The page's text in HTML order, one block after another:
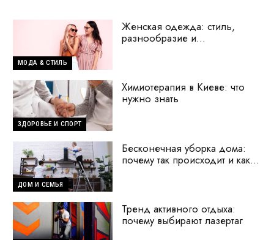
МОДА & СТИЛЬ
Женская одежда: стиль,
разнообразие и
ЗДОРОВЬЕ И СПОРТ
Химиотерапия в Киеве: что
нужно знать
ДОМ И СЕМЬЯ
Бесконечная уборка дома:
почему так происходит и как
Тренд активного отдыха:
почему выбирают лазертаг